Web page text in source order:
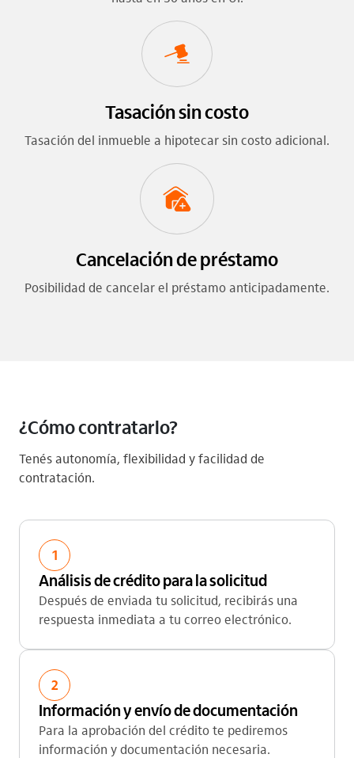
Tasación sin costo
Tasación del inmueble a hipotecar sin costo adicional.
Cancelación de préstamo
Posibilidad de cancelar el préstamo anticipadamente.
¿Cómo contratarlo?
Tenés autonomía, flexibilidad y facilidad de
contratación.
1
Análisis de crédito para la solicitud
Después de enviada tu solicitud, recibirás una
respuesta inmediata a tu correo electrónico.
2
Información y envío de documentación
Para la aprobación del crédito te pediremos
información y documentación necesaria.